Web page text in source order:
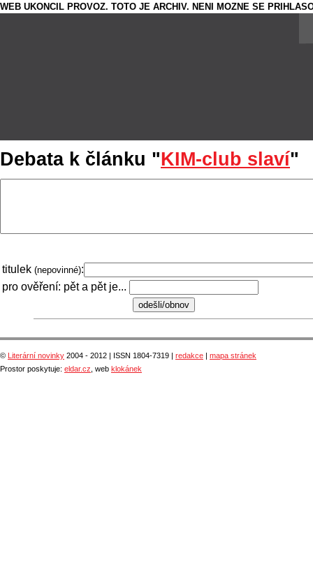
WEB UKONCIL PROVOZ. TOTO JE ARCHIV. NENI MOZNE SE
Debata k článku "KIM-club slaví"
titulek (nepovinné):
pro ověření: pět a pět je...
© Literární novinky 2004 - 2012 | ISSN 1804-7319 | redakce | mapa stránek
Prostor poskytuje: eldar.cz , web klokánek